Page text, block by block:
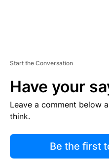
Start the Conversation
Have your
Leave a comment below
think.
Be the first